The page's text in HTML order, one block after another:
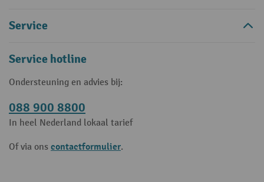
Service
Service hotline
Ondersteuning en advies bij:
088 900 8800
In heel Nederland lokaal tarief
Of via ons contactformulier.